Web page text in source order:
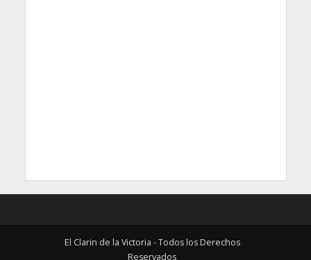
El Clarin de la Victoria - Todos los Derechos
Reservados